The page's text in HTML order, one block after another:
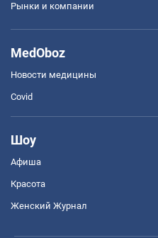
Рынки и компании
MedOboz
Новости медицины
Covid
Шоу
Афиша
Красота
Женский Журнал